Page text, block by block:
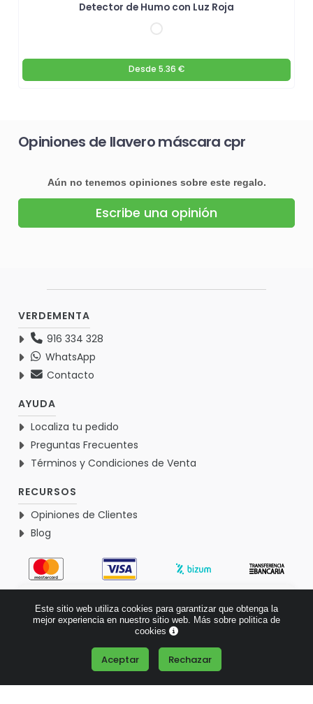
Detector de Humo con Luz Roja
Desde 5.36 €
Opiniones de llavero máscara cpr
Aún no tenemos opiniones sobre este regalo.
Escribe una opinión
VERDEMENTA
916 334 328
WhatsApp
Contacto
AYUDA
Localiza tu pedido
Preguntas Frecuentes
Términos y Condiciones de Venta
RECURSOS
Opiniones de Clientes
Blog
Basado en 1767 opiniones >
Este sitio web utiliza cookies para garantizar que obtenga la
mejor experiencia en nuestro sitio web. Más sobre politica de
cookies
Aceptar Rechazar